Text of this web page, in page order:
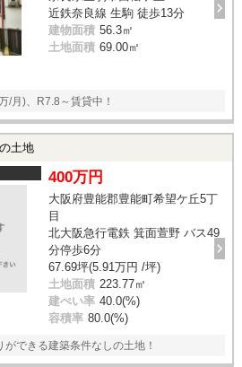
近鉄奈良線 生駒 徒歩13分
建物面積 56.3㎡
土地面積 69.00㎡
/月)、R7.8～賃貸中！
土地
400万円
大阪府豊能郡豊能町希望ケ丘5丁
目
北大阪急行電鉄 箕面萱野 バス49
分停歩6分
67.69坪(5.91万円 /坪)
土地面積 223.77㎡
建ぺい率 40.0(%)
容積率 80.0(%)
できる建築条件なしの土地！